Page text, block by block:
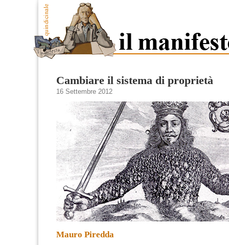
Cambiare il sistema di proprietà
16 Settembre 2012
Mauro Piredda